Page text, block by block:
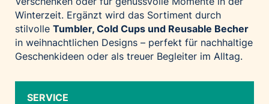
Winterzeit. Ergänzt wird das Sortiment durch
stilvolle Tumbler, Cold Cups und Reusable Becher
in weihnachtlichen Designs – perfekt für nachhaltige
Geschenkideen oder als treuer Begleiter im Alltag.
SERVICE